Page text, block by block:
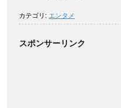
カテゴリ: エンタメ
スポンサーリンク